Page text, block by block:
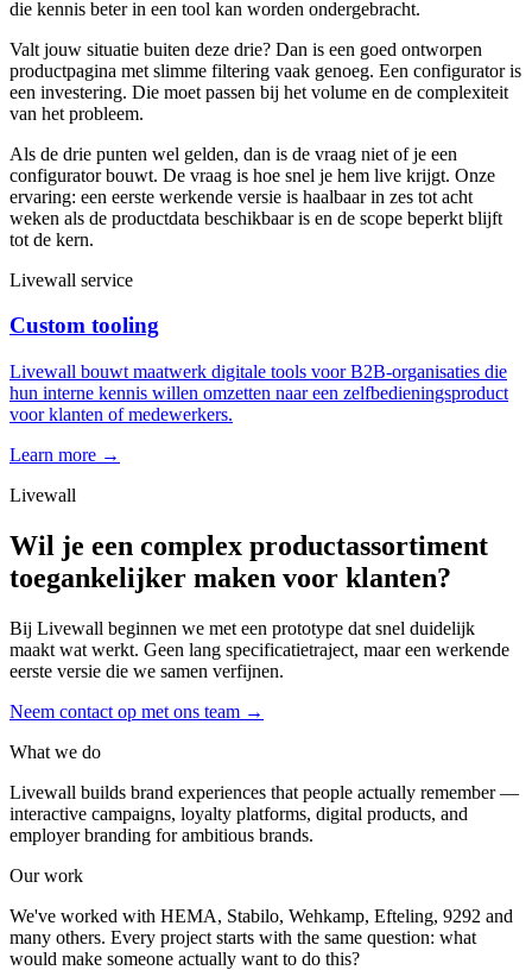
die kennis beter in een tool kan worden ondergebracht.
Valt jouw situatie buiten deze drie? Dan is een goed ontworpen
productpagina met slimme filtering vaak genoeg. Een configurator is
een investering. Die moet passen bij het volume en de complexiteit
van het probleem.
Als de drie punten wel gelden, dan is de vraag niet of je een
configurator bouwt. De vraag is hoe snel je hem live krijgt. Onze
ervaring: een eerste werkende versie is haalbaar in zes tot acht
weken als de productdata beschikbaar is en de scope beperkt blijft
tot de kern.
Livewall service
Custom tooling
Livewall bouwt maatwerk digitale tools voor B2B-organisaties die
hun interne kennis willen omzetten naar een zelfbedieningsproduct
voor klanten of medewerkers.
Learn more →
Livewall
Wil je een complex productassortiment
toegankelijker maken voor klanten?
Bij Livewall beginnen we met een prototype dat snel duidelijk
maakt wat werkt. Geen lang specificatietraject, maar een werkende
eerste versie die we samen verfijnen.
Neem contact op met ons team →
What we do
Livewall builds brand experiences that people actually remember —
interactive campaigns, loyalty platforms, digital products, and
employer branding for ambitious brands.
Our work
We've worked with HEMA, Stabilo, Wehkamp, Efteling, 9292 and
many others. Every project starts with the same question: what
would make someone actually want to do this?